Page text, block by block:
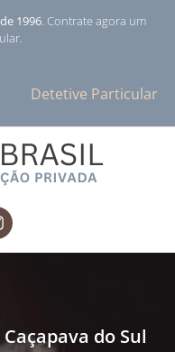
1996. Contrate agora um
Detetive Particular
do Sul